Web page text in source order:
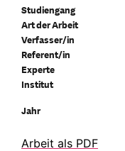
Studiengang
Art der Arbeit
Verfasser/in
Referent/in
Experte
Institut
Jahr
Arbeit als PDF